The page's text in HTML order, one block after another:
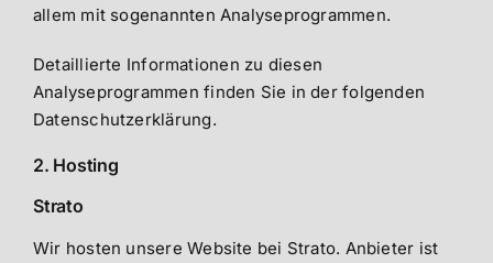
allem mit sogenannten Analyseprogrammen.
Detaillierte Informationen zu diesen
Analyseprogrammen finden Sie in der folgenden
Datenschutzerklärung.
2. Hosting
Strato
Wir hosten unsere Website bei Strato. Anbieter ist